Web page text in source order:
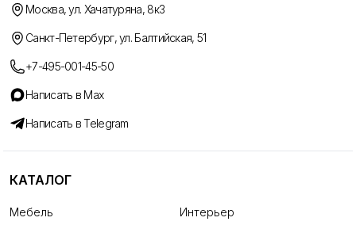
Москва, ул. Хачатуряна, 8к3
Санкт-Петербург, ул. Балтийская, 51
+7-495-001-45-50
Написать в Max
Написать в Telegram
КАТАЛОГ
Мебель
Интерьер